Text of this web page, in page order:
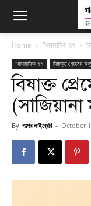
Home "ধারাবাহিক গল্প
"ধারাবাহিক গল্প বিষাক্ত প্রেমের
বিষাক্ত
By গল্পের লাইব্রেরি - October